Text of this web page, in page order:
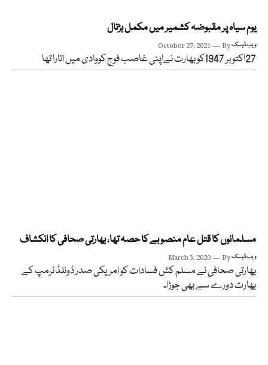
یوم سیاہ پر مقبوضہ کشمیر میں مکمل ہڑتال
October 27, 2021 Byویب ڈیسک
27اکتوبر 1947کو بھارت نےاپنی غاصب فوج کووادی میں اتارا تھا
مسلمانوں کا قتل عام منصوبے کا حصہ تھا، بھارتی صحافی کا انکشاف
March 3, 2020 Byویب ڈیسک
بھارتی صحافی نے مسلم کش فسادات کو امریکی صدر ڈونلڈ ٹرمپ کے
بھارت دورے سے بھی جوڑا۔